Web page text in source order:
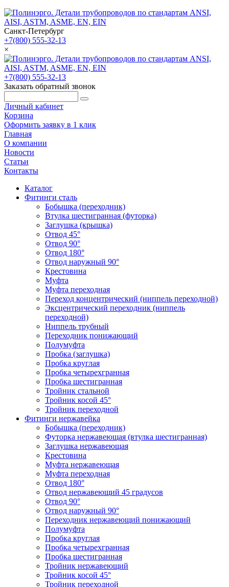
Санкт-Петербург
+7(800) 555-32-13
×
+7(800) 555-32-13
Заказать обратный звонок
Личный кабинет
Корзина
Оформить заявку в 1 клик
Главная
О компании
Новости
Статьи
Контакты
Каталог
Фитинги сталь
Бобышка (переходник)
Втулка шестигранная (футорка)
Заглушка (крышка)
Отвод 45°
Отвод 90°
Отвод 180°
Отвод наружный 90°
Крестовина
Муфта
Муфта переходная
Переход концентрический (ниппель переходной)
Эксцентрический переходник (ниппель
переходной)
Ниппель трубный
Переходник понижающий
Полумуфта
Пробка (заглушка)
Пробка круглая
Пробка четырехгранная
Пробка шестигранная
Тройник стальной
Тройник косой 45°
Тройник переходной
Фитинги нержавейка
Бобышка (переходник)
Футорка нержавеющая (втулка шестигранная)
Заглушка нержавеющая
Крестовина
Муфта нержавеющая
Муфта переходная
Отвод 180°
Отвод нержавеющий 45 градусов
Отвод 90°
Отвод наружный 90°
Переходник нержавеющий понижающий
Полумуфта
Пробка круглая
Пробка четырехгранная
Пробка шестигранная
Тройник нержавеющий
Тройник косой 45°
Тройник переходной